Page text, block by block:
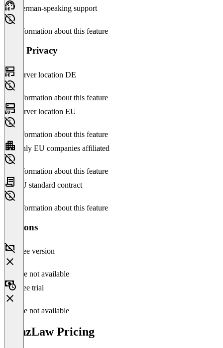
German-speaking support
No information about this feature
Data Privacy
Server location DE
No information about this feature
Server location EU
No information about this feature
Only EU companies affiliated
No information about this feature
EU standard contract
No information about this feature
Versions
Free version
Feature not available
Free trial
Feature not available
KanzLaw Pricing